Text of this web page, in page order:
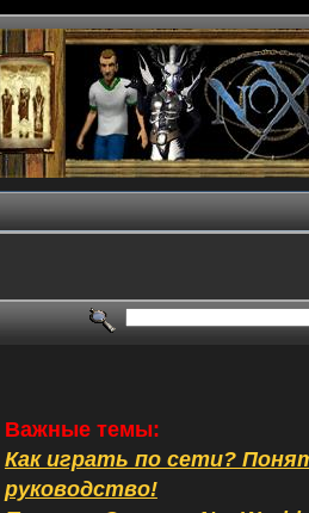
Важные темы:
Как играть по сети?
руководство!